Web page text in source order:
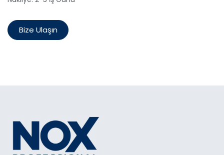
Bize Ulaşın